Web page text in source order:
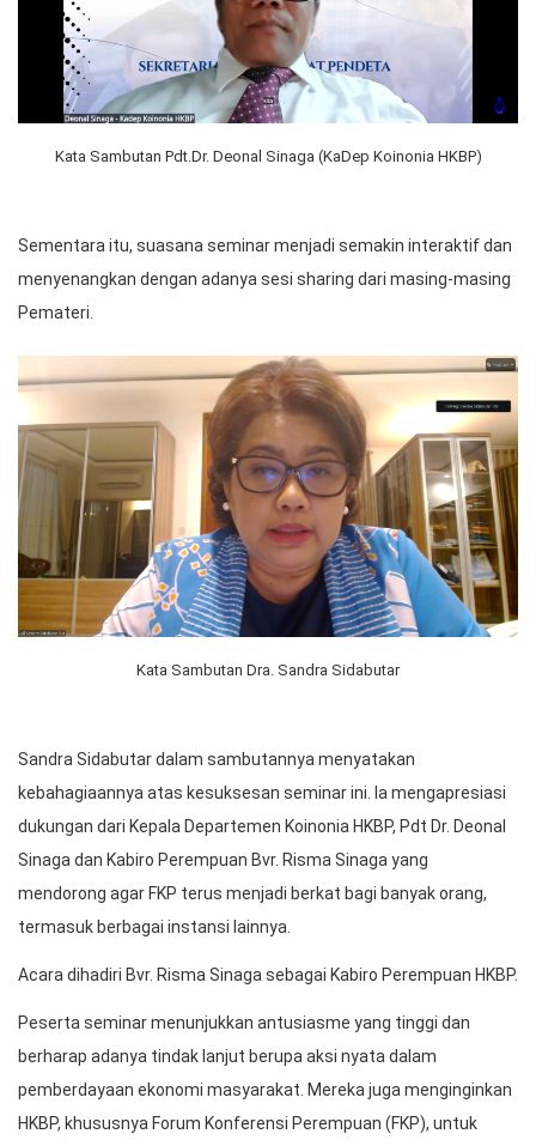
Kata Sambutan Pdt.Dr. Deonal Sinaga (KaDep Koinonia HKBP)
Sementara itu, suasana seminar menjadi semakin interaktif dan
menyenangkan dengan adanya sesi sharing dari masing-masing
Pemateri.
Kata Sambutan Dra. Sandra Sidabutar
Sandra Sidabutar dalam sambutannya menyatakan
kebahagiaannya atas kesuksesan seminar ini. Ia mengapresiasi
dukungan dari Kepala Departemen Koinonia HKBP, Pdt Dr. Deonal
Sinaga dan Kabiro Perempuan Bvr. Risma Sinaga yang
mendorong agar FKP terus menjadi berkat bagi banyak orang,
termasuk berbagai instansi lainnya.
Acara dihadiri Bvr. Risma Sinaga sebagai Kabiro Perempuan HKBP.
Peserta seminar menunjukkan antusiasme yang tinggi dan
berharap adanya tindak lanjut berupa aksi nyata dalam
pemberdayaan ekonomi masyarakat. Mereka juga menginginkan
HKBP, khususnya Forum Konferensi Perempuan (FKP), untuk